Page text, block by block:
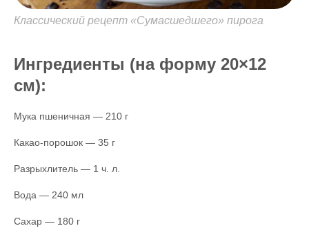
Классический рецепт «Сумасшедшего» пирога
Ингредиенты (на форму 20×12
см):
Мука пшеничная — 210 г
Какао-порошок — 35 г
Разрыхлитель — 1 ч. л.
Вода — 240 мл
Сахар — 180 г